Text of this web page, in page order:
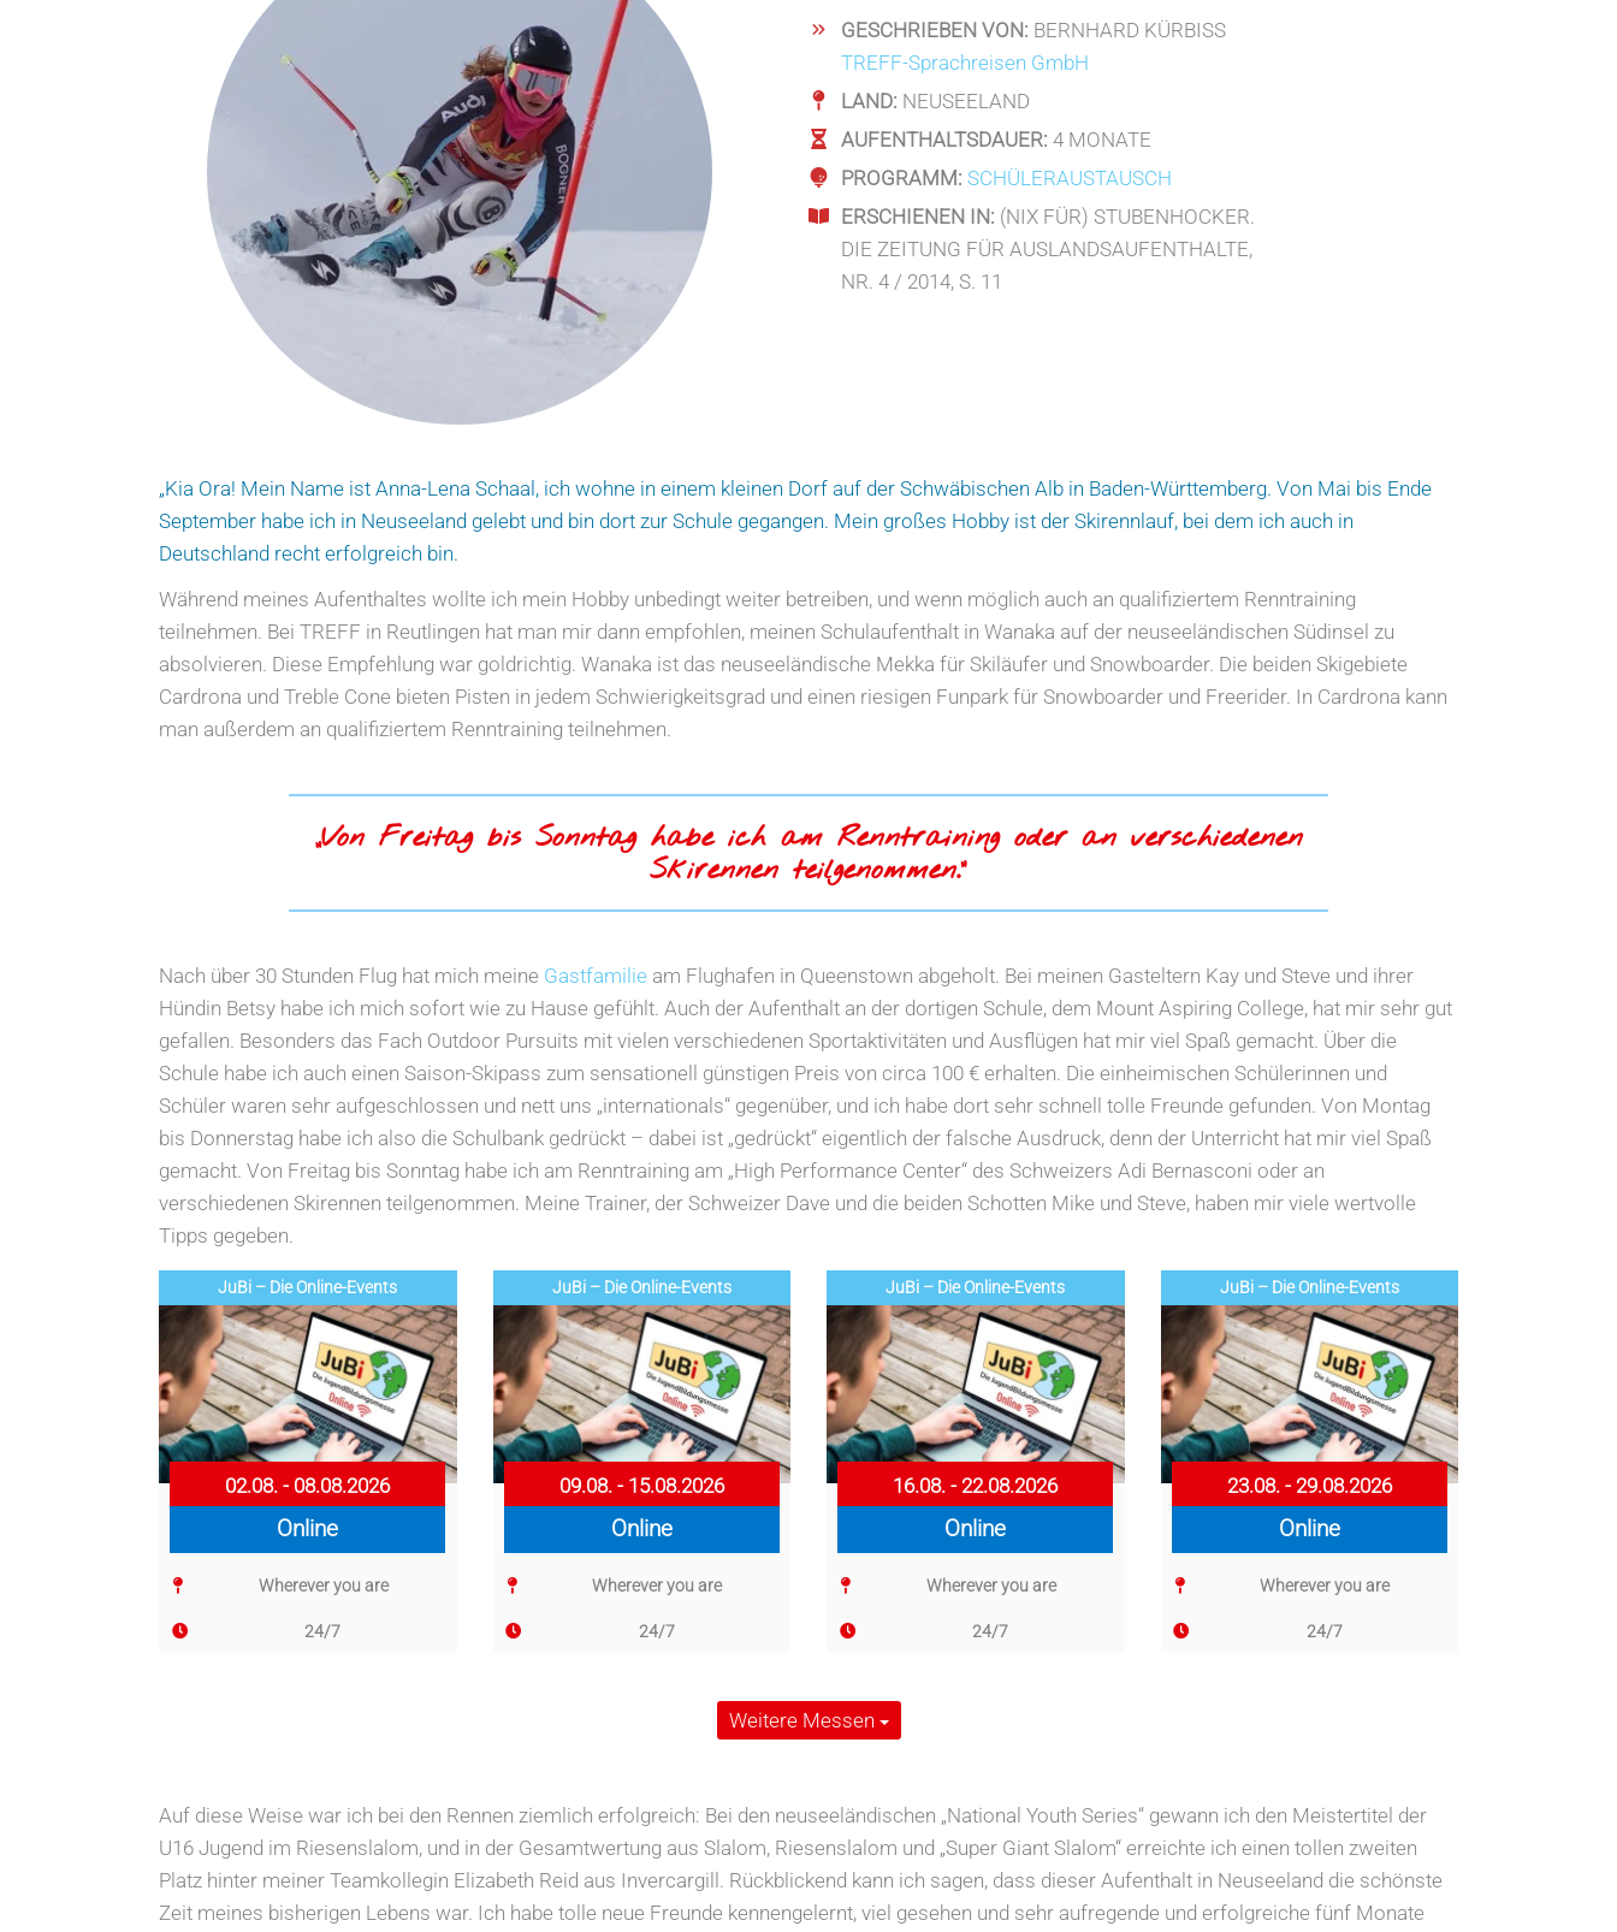
GESCHRIEBEN VON: BERNHARD KÜRBISS
TREFF-Sprachreisen GmbH
LAND: NEUSEELAND
AUFENTHALTSDAUER: 4 MONATE
PROGRAMM: SCHÜLERAUSTAUSCH
ERSCHIENEN IN: (NIX FÜR) STUBENHOCKER.
DIE ZEITUNG FÜR AUSLANDSAUFENTHALTE,
NR. 4 / 2014, S. 11
„Kia Ora! Mein Name ist Anna-Lena Schaal, ich wohne in einem kleinen Dorf auf der Schwäbischen Alb in Baden-Württemberg. Von Mai bis Ende
September habe ich in Neuseeland gelebt und bin dort zur Schule gegangen. Mein großes Hobby ist der Skirennlauf, bei dem ich auch in
Deutschland recht erfolgreich bin.
Während meines Aufenthaltes wollte ich mein Hobby unbedingt weiter betreiben, und wenn möglich auch an qualifiziertem Renntraining
teilnehmen. Bei TREFF in Reutlingen hat man mir dann empfohlen, meinen Schulaufenthalt in Wanaka auf der neuseeländischen Südinsel zu
absolvieren. Diese Empfehlung war goldrichtig. Wanaka ist das neuseeländische Mekka für Skiläufer und Snowboarder. Die beiden Skigebiete
Cardrona und Treble Cone bieten Pisten in jedem Schwierigkeitsgrad und einen riesigen Funpark für Snowboarder und Freerider. In Cardrona kann
man außerdem an qualifiziertem Renntraining teilnehmen.
„Von Freitag bis Sonntag habe ich am Renntraining oder an verschiedenen
Skirennen teilgenommen.“
Nach über 30 Stunden Flug hat mich meine Gastfamilie am Flughafen in Queenstown abgeholt. Bei meinen Gasteltern Kay und Steve und ihrer
Hündin Betsy habe ich mich sofort wie zu Hause gefühlt. Auch der Aufenthalt an der dortigen Schule, dem Mount Aspiring College, hat mir sehr gut
gefallen. Besonders das Fach Outdoor Pursuits mit vielen verschiedenen Sportaktivitäten und Ausflügen hat mir viel Spaß gemacht. Über die
Schule habe ich auch einen Saison-Skipass zum sensationell günstigen Preis von circa 100 € erhalten. Die einheimischen Schülerinnen und
Schüler waren sehr aufgeschlossen und nett uns „internationals“ gegenüber, und ich habe dort sehr schnell tolle Freunde gefunden. Von Montag
bis Donnerstag habe ich also die Schulbank gedrückt – dabei ist „gedrückt“ eigentlich der falsche Ausdruck, denn der Unterricht hat mir viel Spaß
gemacht. Von Freitag bis Sonntag habe ich am Renntraining am „High Performance Center“ des Schweizers Adi Bernasconi oder an
verschiedenen Skirennen teilgenommen. Meine Trainer, der Schweizer Dave und die beiden Schotten Mike und Steve, haben mir viele wertvolle
Tipps gegeben.
JuBi – Die Online-Events
02.08. - 08.08.2026
Online
Wherever you are
24/7
JuBi – Die Online-Events
09.08. - 15.08.2026
Online
Wherever you are
24/7
JuBi – Die Online-Events
16.08. - 22.08.2026
Online
Wherever you are
24/7
JuBi – Die Online-Events
23.08. - 29.08.2026
Online
Wherever you are
24/7
Weitere Messen
Auf diese Weise war ich bei den Rennen ziemlich erfolgreich: Bei den neuseeländischen „National Youth Series“ gewann ich den Meistertitel der
U16 Jugend im Riesenslalom, und in der Gesamtwertung aus Slalom, Riesenslalom und „Super Giant Slalom“ erreichte ich einen tollen zweiten
Platz hinter meiner Teamkollegin Elizabeth Reid aus Invercargill. Rückblickend kann ich sagen, dass dieser Aufenthalt in Neuseeland die schönste
Zeit meines bisherigen Lebens war. Ich habe tolle neue Freunde kennengelernt, viel gesehen und sehr aufregende und erfolgreiche fünf Monate